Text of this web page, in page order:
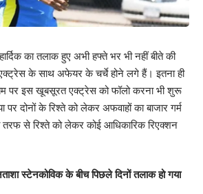
का तलाक हुए अभी हफ्ते भर भी नहीं बीते की
के साथ अफेयर के चर्चे होने लगे हैं। इतना ही
पर इस खूबसूरत एक्ट्रेस को फॉलो करना भी शुरू
पर दोनों के रिश्ते को लेकर अफवाहों का बाजार गर्म
तरफ से रिश्ते को लेकर कोई आधिकारिक रिएक्शन
स्टेनकोविक के बीच पिछले दिनों तलाक हो गया